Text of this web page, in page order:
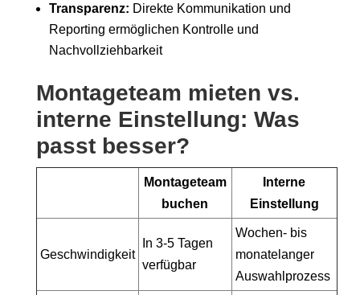
Transparenz: Direkte Kommunikation und
Reporting ermöglichen Kontrolle und
Nachvollziehbarkeit
Montageteam mieten vs.
interne Einstellung: Was
passt besser?
Montageteam
buchen
Interne
Einstellung
Geschwindigkeit
In 3-5 Tagen
verfügbar
Wochen- bis
monatelanger
Auswahlprozess